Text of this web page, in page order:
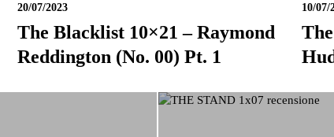
20/07/2023
The Blacklist 10×21 – Raymond
Reddington (No. 00) Pt. 1
10/07/